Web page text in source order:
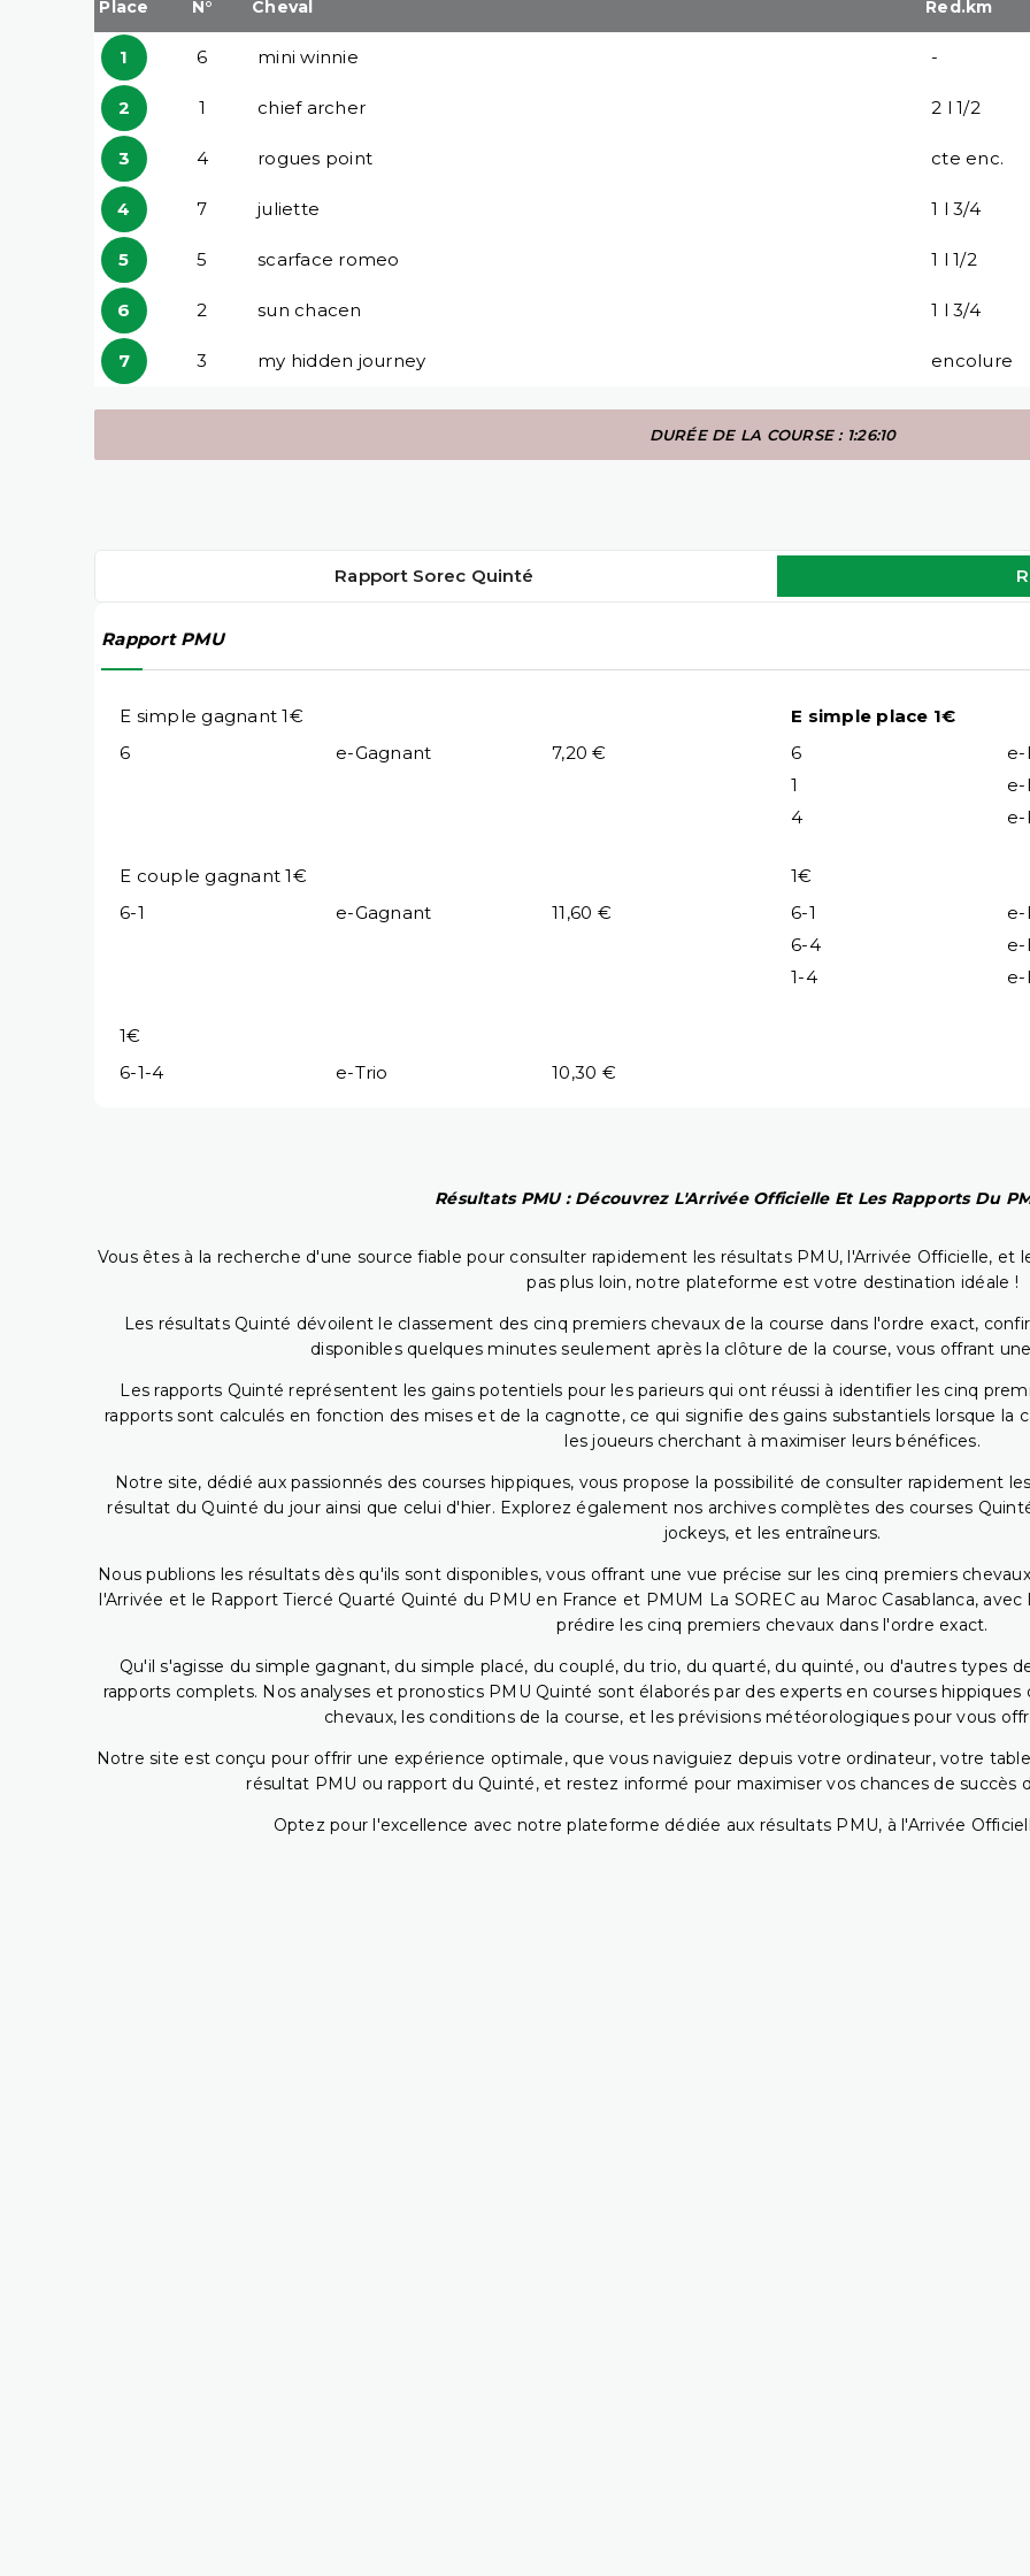
Place N° Cheval Red.km
1 6 mini winnie -
2 1 chief archer 2 l 1/2
3 4 rogues point cte enc.
4 7 juliette 1 l 3/4
5 5 scarface romeo 1 l 1/2
6 2 sun chacen 1 l 3/4
7 3 my hidden journey encolure
DURÉE DE LA COURSE : 1:26:10
Rapport Sorec Quinté
Rapport PMU
E simple gagnant 1€
6
e-Gagnant 7,20 €
E simple place 1€
6
e-
1
e-
4
e-
E couple gagnant 1€
6-1
e-Gagnant 11,60 €
1€
6-1
e-
6-4
e-
1-4
e-
1€
6-1-4
e-Trio 10,30 €
Résultats PMU : Découvrez L'Arrivée Officielle Et Les Rapports Du
Vous êtes à la recherche d'une source fiable pour consulter rapidement les résultats PMU, l'Arrivée Officielle, et
pas plus loin, notre plateforme est votre destination idéale !
Les résultats Quinté dévoilent le classement des cinq premiers chevaux de la course dans l'ordre exact,
disponibles quelques minutes seulement après la clôture de la course, vous offrant
Les rapports Quinté représentent les gains potentiels pour les parieurs qui ont réussi à identifier les cinq
rapports sont calculés en fonction des mises et de la cagnotte, ce qui signifie des gains substantiels lorsque
les joueurs cherchant à maximiser leurs bénéfices.
Notre site, dédié aux passionnés des courses hippiques, vous propose la possibilité de consulter rapidement
résultat du Quinté du jour ainsi que celui d'hier. Explorez également nos archives complètes des courses
jockeys, et les entraîneurs.
Nous publions les résultats dès qu'ils sont disponibles, vous offrant une vue précise sur les cinq premiers
l'Arrivée et le Rapport Tiercé Quarté Quinté du PMU en France et PMUM La SOREC au Maroc Casablanca,
prédire les cinq premiers chevaux dans l'ordre exact.
Qu'il s'agisse du simple gagnant, du simple placé, du couplé, du trio, du quarté, du quinté, ou d'autres types
rapports complets. Nos analyses et pronostics PMU Quinté sont élaborés par des experts en courses
chevaux, les conditions de la course, et les prévisions météorologiques pour vous
Notre site est conçu pour offrir une expérience optimale, que vous naviguiez depuis votre ordinateur, votre
résultat PMU ou rapport du Quinté, et restez informé pour maximiser vos chances de succès
Optez pour l'excellence avec notre plateforme dédiée aux résultats PMU, à l'Arrivée